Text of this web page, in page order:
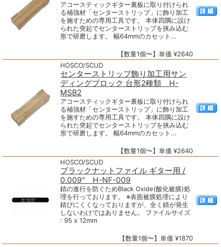
アコースティックギター裏板に取り付けられ
る補強材「センターストリップ」に飾り加工
を施すための専用工具です。 本体四隅に設け
られた突起でセンターストリップを挟み込む
形で研磨します。 幅64mmのカセット...
【数量1個〜】単価 ¥2640
HOSCO/SCUD
センターストリップ飾り加工用サン
ディングブロック 台形2種類 H-
MSB2
アコースティックギター裏板に取り付けられ
る補強材「センターストリップ」に飾り加工
を施すための専用工具です。 本体四隅に設け
られた突起でセンターストリップを挟み込む
形で研磨します。 幅64mmのカセット...
【数量1個〜】単価 ¥2640
HOSCO/SCUD
ブラックナットファイル ギター用 /
0.009" H-NF-009
錆の進行を防ぐためBlack Oxide(酸化被膜)処
理を行っております。 ※表面被膜処理により
錆びにくくなっておりますが、全く錆が発生
しないわけではありません。 ファイルサイズ
: 95 x 12mm
【数量1個〜】単価 ¥1870